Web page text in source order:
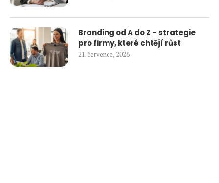
Branding od A do Z – strategie
pro firmy, které chtějí růst
21. července, 2026